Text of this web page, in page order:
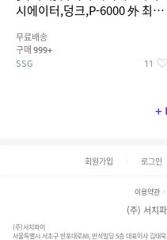
시에이터,덩크,P-6000 外 최대
무료배송
구매 999+
SSG 11
+
회원가입 로그인
이용약관
(주) 서치
(주)서치파이
서울특별시 서초구 반포대로88, 반석빌딩 5층 대표이사 김태묵